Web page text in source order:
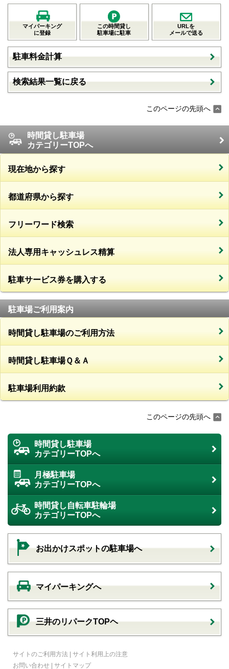
マイパーキング
に登録
この時間貸し
駐車場に駐車
URLを
メールで送る
駐車料金計算
検索結果一覧に戻る
このページの先頭へ
時間貸し駐車場
カテゴリーTOPへ
現在地から探す
都道府県から探す
フリーワード検索
法人専用キャッシュレス精算
駐車サービス券を購入する
駐車場ご利用案内
時間貸し駐車場のご利用方法
時間貸し駐車場Ｑ＆Ａ
駐車場利用約款
このページの先頭へ
時間貸し駐車場
カテゴリーTOPへ
月極駐車場
カテゴリーTOPへ
時間貸し自転車駐輪場
カテゴリーTOPへ
お出かけスポットの駐車場へ
マイパーキングへ
三井のリパークTOPヘ
サイトのご利用方法 | サイト利用上の注意
お問い合わせ | サイトマップ